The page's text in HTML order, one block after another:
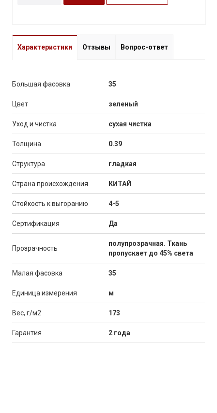
Характеристики Отзывы Вопрос-ответ
Большая фасовка 35
Цвет зеленый
Уход и чистка сухая чистка
Толщина 0.39
Структура гладкая
Страна происхождения КИТАЙ
Стойкость к выгоранию 4-5
Сертификация Да
Прозрачность
полупрозрачная. Ткань
пропускает до 45% света
Малая фасовка 35
Единица измерения м
Вес, г/м2 173
Гарантия 2 года